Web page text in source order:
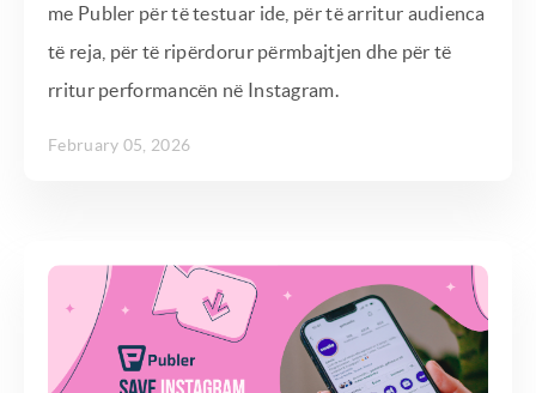
me Publer për të testuar ide, për të arritur audienca
të reja, për të ripërdorur përmbajtjen dhe për të
rritur performancën në Instagram.
February 05, 2026